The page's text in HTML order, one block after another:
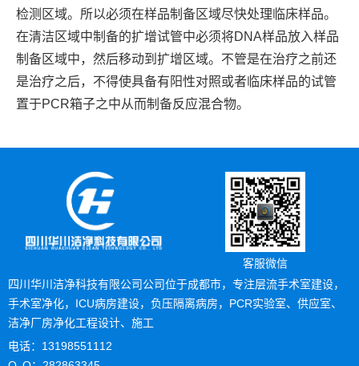
检测区域。所以必须在样品制备区域尽快处理临床样品。
在清洁区域中制备的扩增试管中必须将DNA样品放入样品
制备区域中，然后移动到扩增区域。不管是在治疗之前还
是治疗之后，不得使具备有阳性对照或者临床样品的试管
置于PCR箱子之中从而制备反应混合物。
客服微信
四川华川洁净科技有限公司公司位于成都市，专注层流手术室建设，
手术室净化，ICU病房建设，负压隔离病房，PCR实验室、供应室、
洁净厂房净化工程设计、施工
电话：13198551112